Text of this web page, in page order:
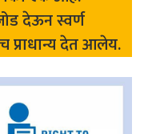
देऊन स्वर्ण
प्राधान्य देत आलेय.